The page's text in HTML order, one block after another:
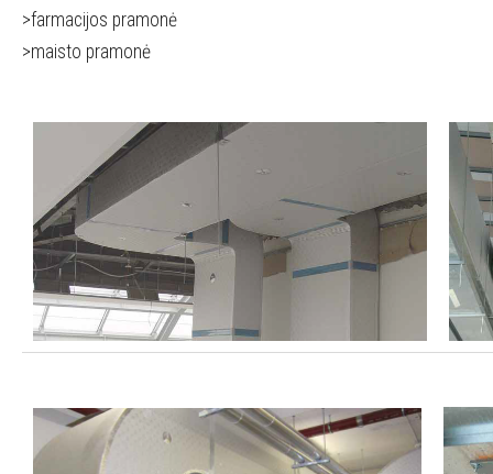
>farmacijos pramonė
>maisto pramonė